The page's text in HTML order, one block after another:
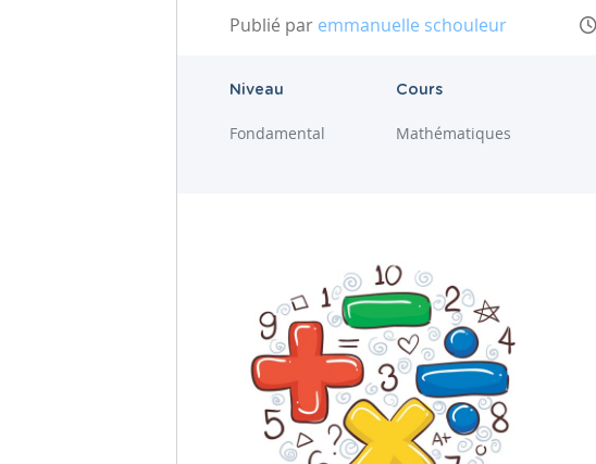
Publié par emmanuelle schouleur
Niveau
Fondamental
Cours
Mathématiques